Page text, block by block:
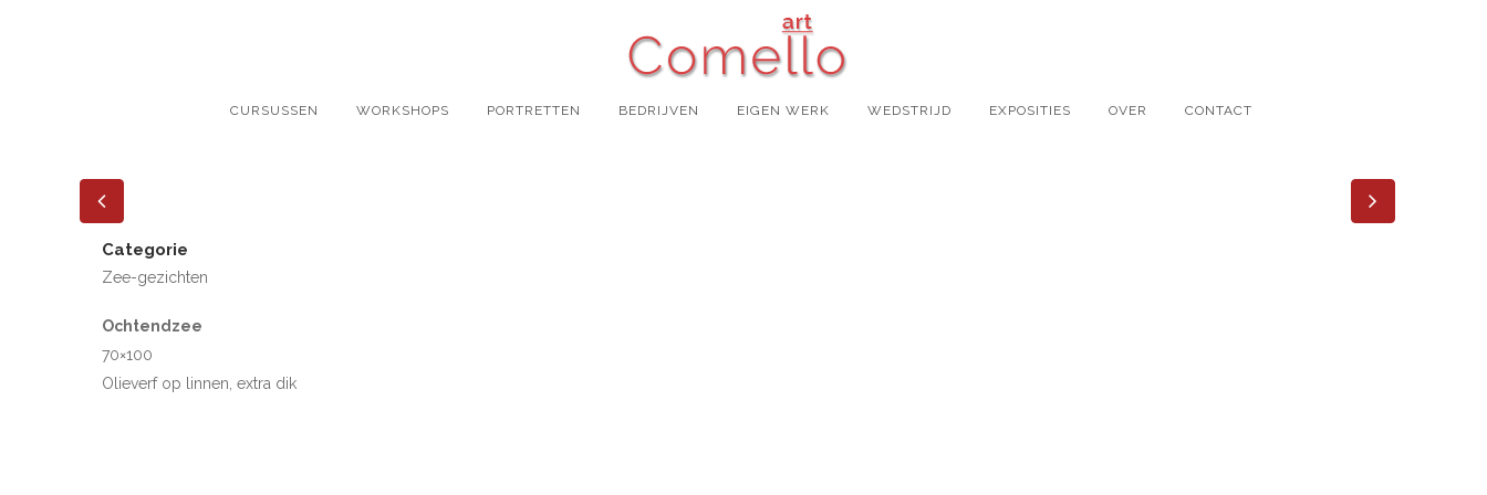
CURSUSSEN WORKSHOPS PORTRETTEN BEDRIJVEN EIGEN WERK WEDSTRIJD EXPOSITIES OVER CONTACT
Categorie
Zee-gezichten
Ochtendzee
70×100
Olieverf op linnen, extra dik